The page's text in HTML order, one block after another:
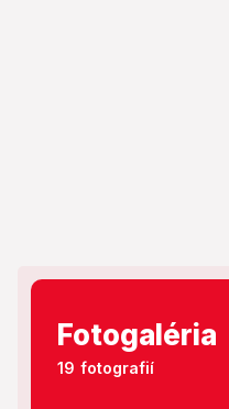
Fotogaléria
19 fotografií